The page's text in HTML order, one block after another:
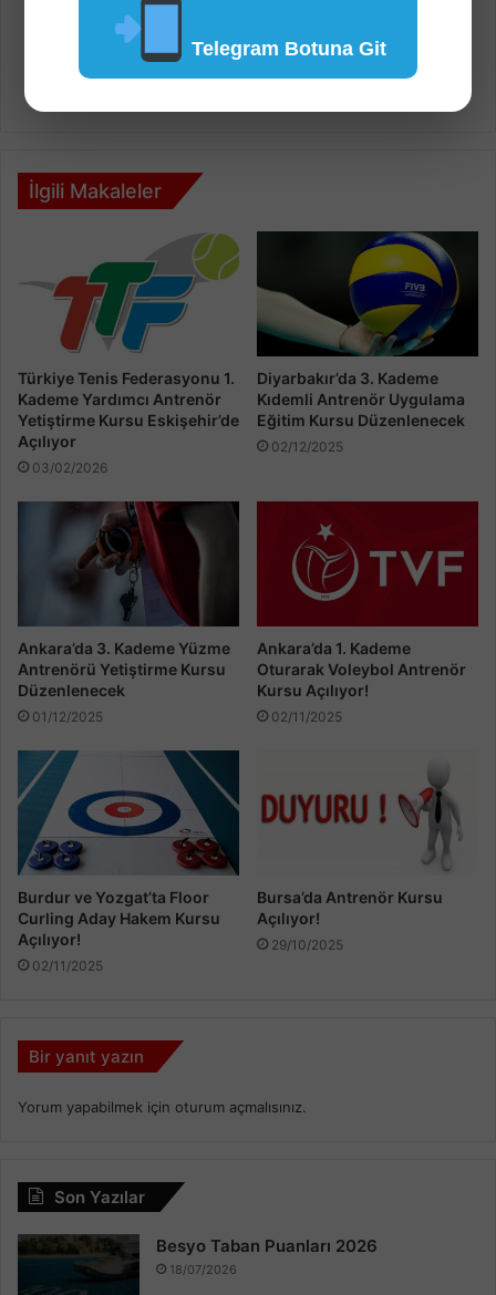
Telegram Botuna Git
2018 Antrenörlük Kursları
Antrenörlük Kursları
İlgili Makaleler
Türkiye Tenis Federasyonu 1.
Kademe Yardımcı Antrenör
Yetiştirme Kursu Eskişehir’de
Açılıyor
03/02/2026
Diyarbakır’da 3. Kademe
Kıdemli Antrenör Uygulama
Eğitim Kursu Düzenlenecek
02/12/2025
Ankara’da 3. Kademe Yüzme
Antrenörü Yetiştirme Kursu
Düzenlenecek
01/12/2025
Ankara’da 1. Kademe
Oturarak Voleybol Antrenör
Kursu Açılıyor!
02/11/2025
Burdur ve Yozgat’ta Floor
Curling Aday Hakem Kursu
Açılıyor!
02/11/2025
Bursa’da Antrenör Kursu
Açılıyor!
29/10/2025
Bir yanıt yazın
Yorum yapabilmek için oturum açmalısınız.
Son Yazılar
Besyo Taban Puanları 2026
18/07/2026